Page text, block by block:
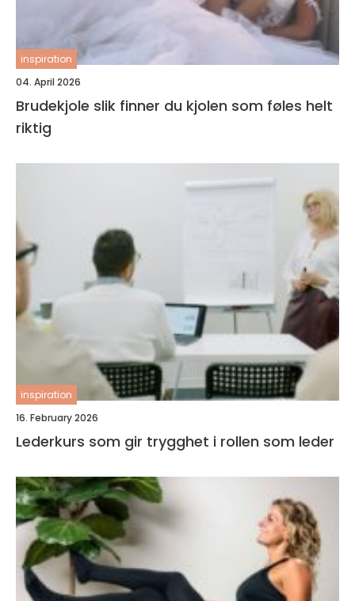
inspiration
04. April 2026
Brudekjole slik finner du kjolen som føles helt
riktig
inspiration
16. February 2026
Lederkurs som gir trygghet i rollen som leder